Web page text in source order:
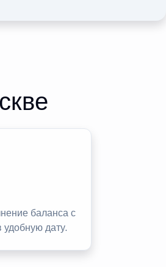
баланса с
удобную дату.